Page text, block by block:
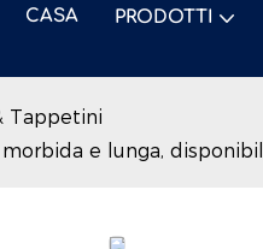
CASA PRODOTTI
Tappetini
e lunga,